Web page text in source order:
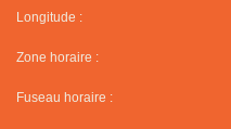
Longitude :
Zone horaire :
Fuseau horaire :